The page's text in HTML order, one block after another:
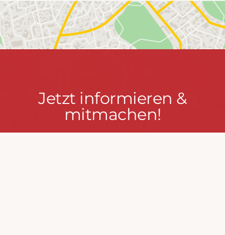
Jetzt
informieren
&
Jetzt informieren &
mitmachen!